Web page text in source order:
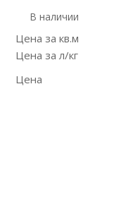
В наличии
Цена за кв.м
Цена за л/кг
Цена